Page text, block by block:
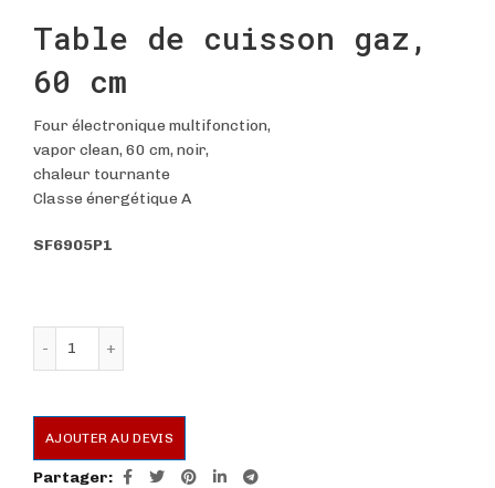
Table de cuisson gaz,
60 cm
Four électronique multifonction,
vapor clean, 60 cm, noir,
chaleur tournante
Classe énergétique A
SF6905P1
AJOUTER AU DEVIS
Partager